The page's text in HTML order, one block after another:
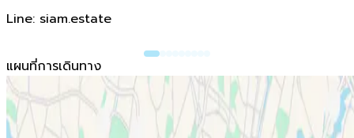
Line: siam.estate
แผนที่การเดินทาง